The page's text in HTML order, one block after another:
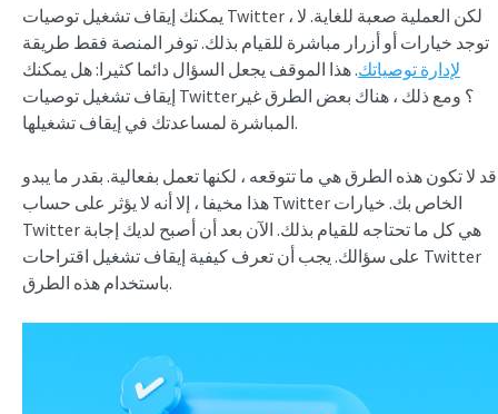
يمكنك إيقاف تشغيل توصيات Twitter ، لكن العملية صعبة للغاية. لا
توجد خيارات أو أزرار مباشرة للقيام بذلك. توفر المنصة فقط طريقة
لإدارة توصياتك. هذا الموقف يجعل السؤال دائما كثيرا: هل يمكنك
إيقاف تشغيل توصيات Twitter؟ ومع ذلك ، هناك بعض الطرق غير
المباشرة لمساعدتك في إيقاف تشغيلها.
قد لا تكون هذه الطرق هي ما تتوقعه ، لكنها تعمل بفعالية. بقدر ما يبدو
هذا مخيفا ، إلا أنه لا يؤثر على حساب Twitter الخاص بك. خيارات
Twitter هي كل ما تحتاجه للقيام بذلك. الآن بعد أن أصبح لديك إجابة
على سؤالك. يجب أن تعرف كيفية إيقاف تشغيل اقتراحات Twitter
باستخدام هذه الطرق.